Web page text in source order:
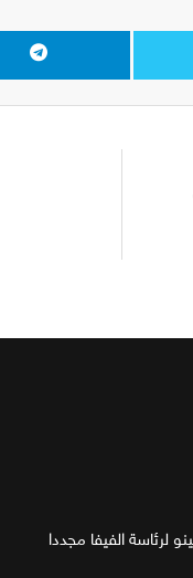
لرئاسة الفيفا مجددا